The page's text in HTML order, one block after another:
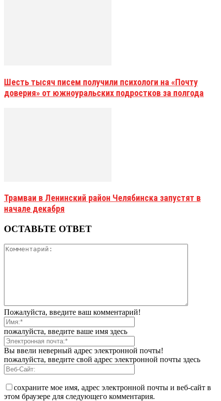
Шесть тысяч писем получили психологи на «Почту
доверия» от южноуральских подростков за полгода
Трамваи в Ленинский район Челябинска запустят в
начале декабря
ОСТАВЬТЕ ОТВЕТ
Пожалуйста, введите ваш комментарий!
пожалуйста, введите ваше имя здесь
Вы ввели неверный адрес электронной почты!
пожалуйста, введите свой адрес электронной почты здесь
сохраните мое имя, адрес электронной почты и веб-сайт в
этом браузере для следующего комментария.